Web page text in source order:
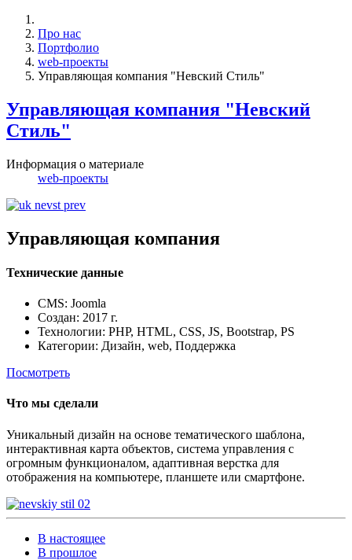
Про нас
Портфолио
web-проекты
Управляющая компания "Невский Стиль"
Управляющая компания "Невский
Стиль"
Информация о материале
web-проекты
Управляющая компания
Технические данные
CMS: Joomla
Создан: 2017 г.
Технологии: PHP, HTML, CSS, JS, Bootstrap, PS
Категории: Дизайн, web, Поддержка
Посмотреть
Что мы сделали
Уникальный дизайн на основе тематического шаблона,
интерактивная карта объектов, система управления с
огромным функционалом, адаптивная верстка для
отображения на компьютере, планшете или смартфоне.
В настоящее
В прошлое